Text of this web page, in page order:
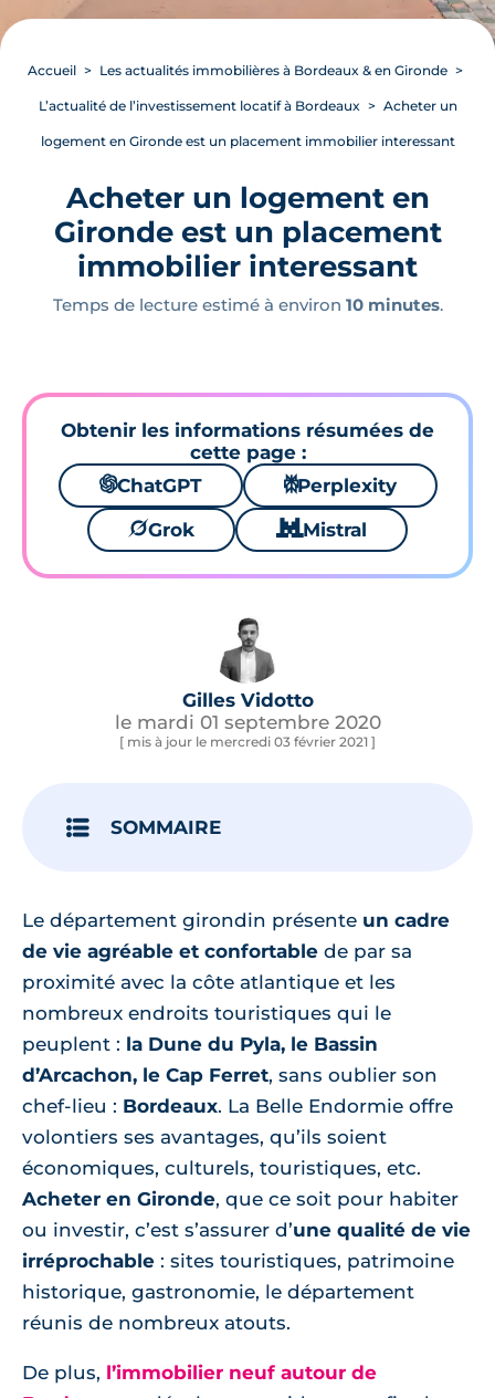
Accueil Les actualités immobilières à Bordeaux & en Gironde
L’actualité de l’investissement locatif à Bordeaux Acheter un
logement en Gironde est un placement immobilier interessant
Acheter un logement en
Gironde est un placement
immobilier interessant
Temps de lecture estimé à environ 10 minutes.
Obtenir les informations résumées de
cette page :
🌌ChatGPT ⚙Perplexity
🪐Grok 🐱 Mistral
Gilles Vidotto
le mardi 01 septembre 2020
[ mis à jour le mercredi 03 février 2021 ]
SOMMAIRE
Le département girondin présente un cadre
de vie agréable et confortable de par sa
proximité avec la côte atlantique et les
nombreux endroits touristiques qui le
peuplent : la Dune du Pyla, le Bassin
d’Arcachon, le Cap Ferret, sans oublier son
chef-lieu : Bordeaux. La Belle Endormie offre
volontiers ses avantages, qu’ils soient
économiques, culturels, touristiques, etc.
Acheter en Gironde, que ce soit pour habiter
ou investir, c’est s’assurer d’une qualité de vie
irréprochable : sites touristiques, patrimoine
historique, gastronomie, le département
réunis de nombreux atouts.
De plus, l’immobilier neuf autour de